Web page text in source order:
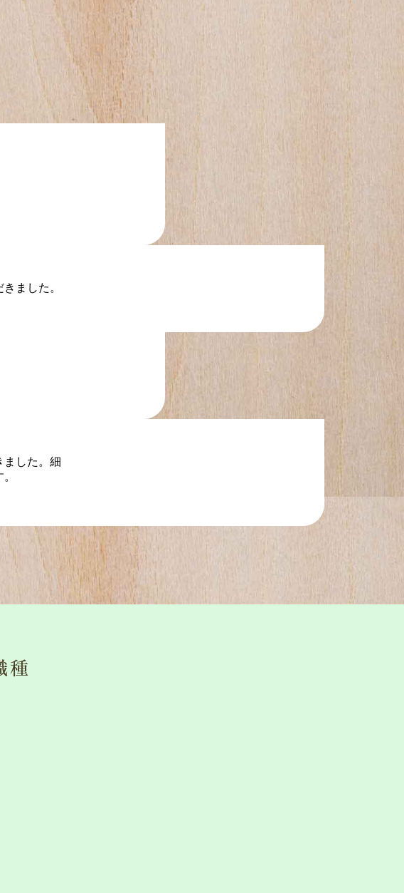
ました。
ました。細
種